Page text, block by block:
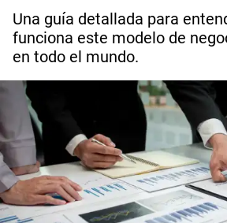
Una guía detallada para
funciona este modelo de
en todo el mundo.